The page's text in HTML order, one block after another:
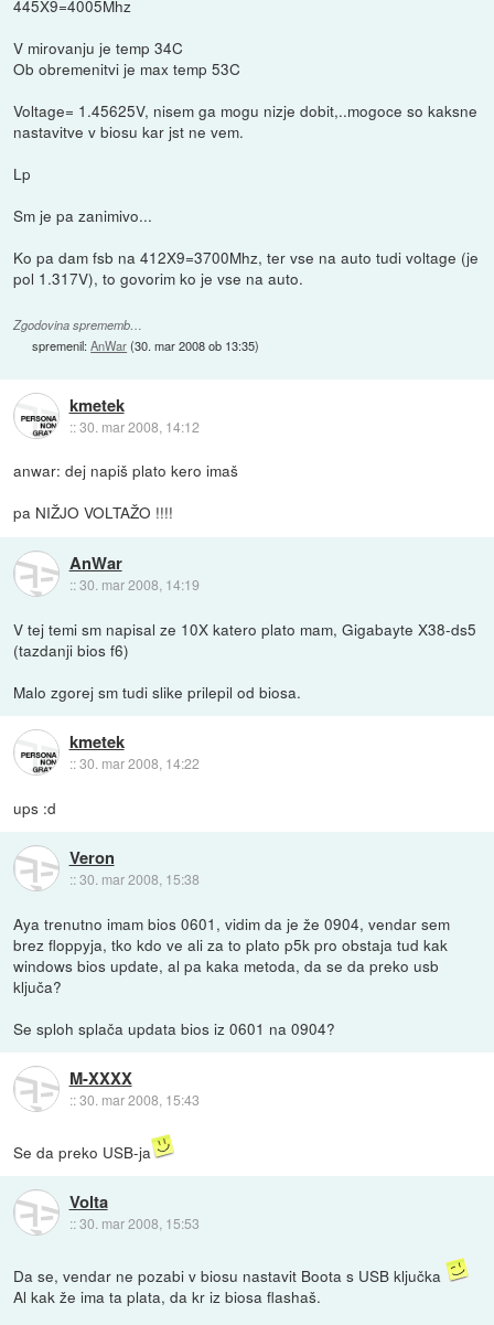
445X9=4005Mhz
V mirovanju je temp 34C
Ob obremenitvi je max temp 53C
Voltage= 1.45625V, nisem ga mogu nizje dobit,..mogoce so kaksne
nastavitve v biosu kar jst ne vem.
Lp
Sm je pa zanimivo...
Ko pa dam fsb na 412X9=3700Mhz, ter vse na auto tudi voltage (je
pol 1.317V), to govorim ko je vse na auto.
Zgodovina sprememb…
spremenil:AnWar(30. mar 2008 ob 13:35)
kmetek
::30. mar 2008, 14:12
anwar: dej napiš plato kero imaš
pa NIŽJO VOLTAŽO !!!!
AnWar
::30. mar 2008, 14:19
V tej temi sm napisal ze 10X katero plato mam, Gigabayte X38-ds5
(tazdanji bios f6)
Malo zgorej sm tudi slike prilepil od biosa.
kmetek
::30. mar 2008, 14:22
ups :d
Veron
::30. mar 2008, 15:38
Aya trenutno imam bios 0601, vidim da je že 0904, vendar sem
brez floppyja, tko kdo ve ali za to plato p5k pro obstaja tud kak
windows bios update, al pa kaka metoda, da se da preko usb
ključa?
Se sploh splača updata bios iz 0601 na 0904?
M-XXXX
::30. mar 2008, 15:43
Se da preko USB-ja
Volta
::30. mar 2008, 15:53
Da se, vendar ne pozabi v biosu nastavit Boota s USB ključka
Al kak že ima ta plata, da kr iz biosa flashaš.